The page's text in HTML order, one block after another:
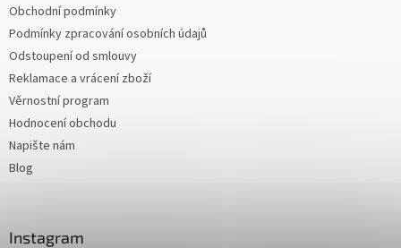
Obchodní podmínky
Podmínky zpracování osobních údajů
Odstoupení od smlouvy
Reklamace a vrácení zboží
Věrnostní program
Hodnocení obchodu
Napište nám
Blog
Instagram